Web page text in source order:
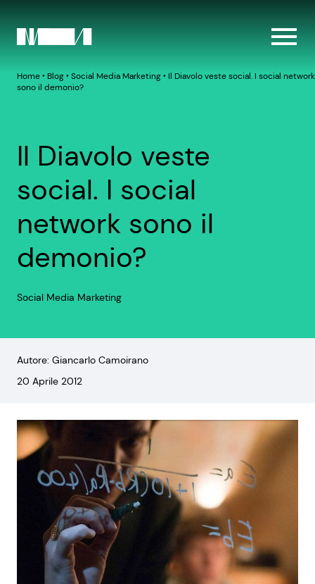
Home‣ Blog‣Social Media Marketing‣ Il Diavolo veste social. I social network
sono il demonio?
Il Diavolo veste
social. I social
network sono il
demonio?
Social Media Marketing
Autore: Giancarlo Camoirano
20 Aprile 2012